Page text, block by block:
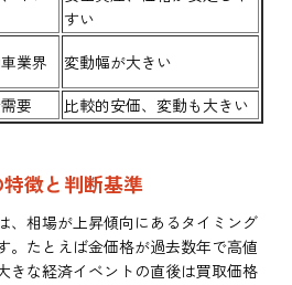
すい
業界
変動幅が大きい
要 比較的安価、変動も大きい
徴と判断基準
、相場が上昇傾向にあるタイミング
。たとえば金価格が過去数年で高値
きな経済イベントの直後は買取価格